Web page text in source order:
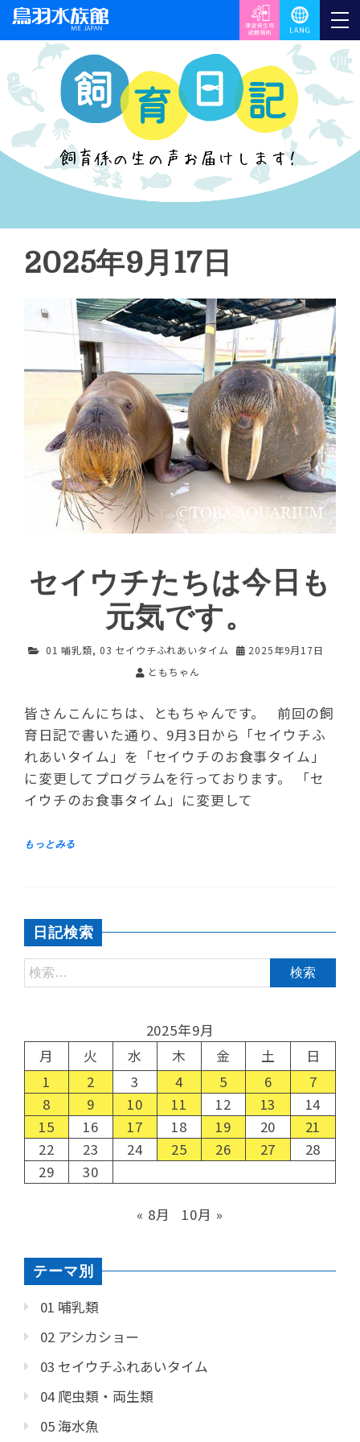
2025年9月17日
セイウチたちは今日も
元気です。
01 哺乳類, 03 セイウチふれあいタイム
2025年9月17日
ともちゃん
皆さんこんにちは、ともちゃんです。 前回の飼
育日記で書いた通り、9月3日から「セイウチふ
れあいタイム」を「セイウチのお食事タイム」
に変更してプログラムを行っております。 「セ
イウチのお食事タイム」に変更して
日記検索
2025年9月
月
火 水 木 金 土
日
1
2 3 4 5 6
7
8
9 10 11 12 13
14
15
16 17 18 19 20
21
22
23 24 25 26 27
28
29
30
« 8月 10月 »
テーマ別
01 哺乳類
02 アシカショー
03 セイウチふれあいタイム
04 爬虫類・両生類
05 海水魚